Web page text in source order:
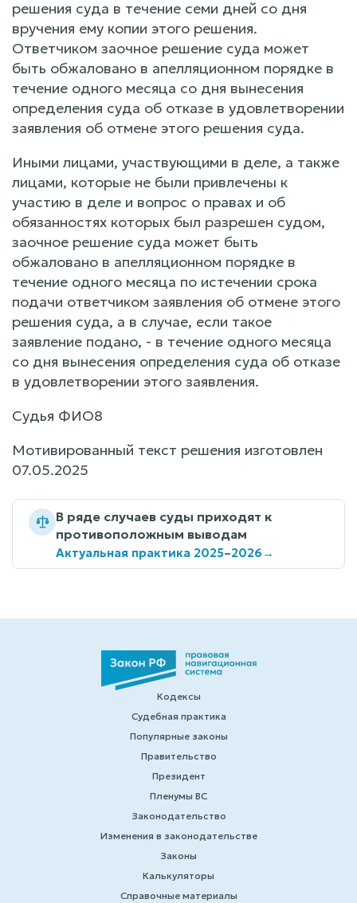
решения суда в течение семи дней со дня
вручения ему копии этого решения.
Ответчиком заочное решение суда может
быть обжаловано в апелляционном порядке в
течение одного месяца со дня вынесения
определения суда об отказе в удовлетворении
заявления об отмене этого решения суда.
Иными лицами, участвующими в деле, а также
лицами, которые не были привлечены к
участию в деле и вопрос о правах и об
обязанностях которых был разрешен судом,
заочное решение суда может быть
обжаловано в апелляционном порядке в
течение одного месяца по истечении срока
подачи ответчиком заявления об отмене этого
решения суда, а в случае, если такое
заявление подано, - в течение одного месяца
со дня вынесения определения суда об отказе
в удовлетворении этого заявления.
Судья ФИО8
Мотивированный текст решения изготовлен
07.05.2025
В ряде случаев суды приходят к
противоположным выводам
Актуальная практика 2025–2026→
Кодексы
Судебная практика
Популярные законы
Правительство
Президент
Пленумы ВС
Законодательство
Изменения в законодательстве
Законы
Калькуляторы
Справочные материалы